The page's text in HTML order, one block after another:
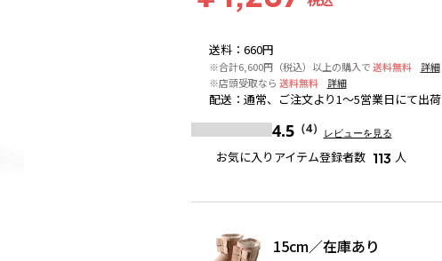
送料： 660円
※合計6,600円（税込）以上の購入で送料無料
詳細
※店頭受取なら 送料無料 詳細
配送 ： 通常、ご注文より1～5営業日にて出荷
4.5（4） レビューを見る
お気に入りアイテム登録者数 113 人
15cm／在庫あり